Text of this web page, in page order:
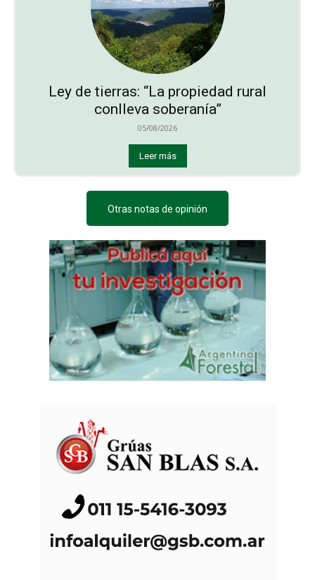
Ley de tierras: “La propiedad rural
conlleva soberanía”
05/08/2026
Leer más
Otras notas de opinión